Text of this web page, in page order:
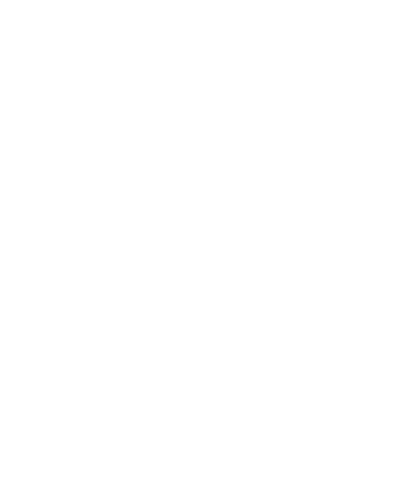
ומוליכה אותה למסלול של מדינה דו-